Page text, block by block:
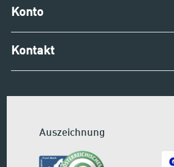
Konto
Kontakt
Auszeichnung